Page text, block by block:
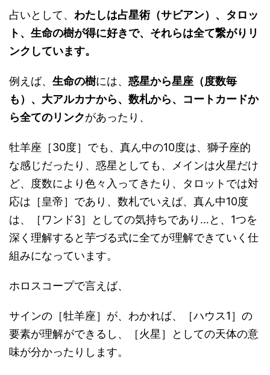
占いとして、 わたしは占星術（サビアン）、タロッ
ト、生命の樹が得に好きで、それらは全て繋がりリ
ンクしています。
例えば、 生命の樹には、 惑星から星座（度数毎
も）、大アルカナから、数札から、コートカードか
ら全てのリンクがあったり、
牡羊座［30度］でも、真ん中の10度は、獅子座的
な感じだったり、惑星としても、メインは火星だけ
ど、度数により色々入ってきたり、タロットでは対
応は［皇帝］であり、数札でいえば、真ん中10度
は、［ワンド3］としての気持ちであり…と、1つを
深く理解すると芋づる式に全てが理解できていく仕
組みになっています。
ホロスコープで言えば、
サインの［牡羊座］が、わかれば、［ハウス1］の
要素が理解ができるし、［火星］としての天体の意
味が分かったりします。